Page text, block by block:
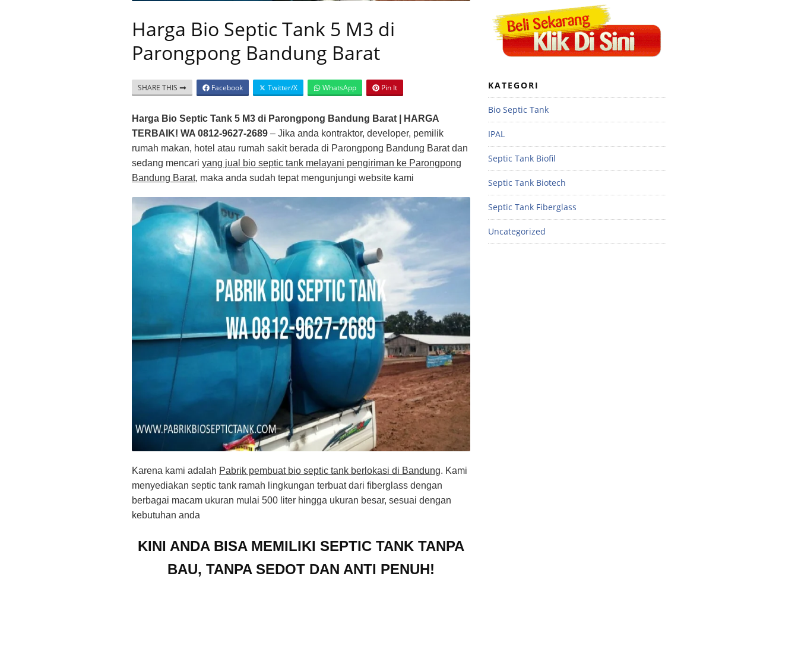
Harga Bio Septic Tank 5 M3 di
Parongpong Bandung Barat
SHARE THIS Facebook Twitter/X WhatsApp Pin It
Harga Bio Septic Tank 5 M3 di Parongpong Bandung Barat | HARGA
TERBAIK! WA 0812-9627-2689 – Jika anda kontraktor, developer, pemilik
rumah makan, hotel atau rumah sakit berada di Parongpong Bandung Barat dan
sedang mencari yang jual bio septic tank melayani pengiriman ke Parongpong
Bandung Barat, maka anda sudah tepat mengunjungi website kami
Karena kami adalah Pabrik pembuat bio septic tank berlokasi di Bandung. Kami
menyediakan septic tank ramah lingkungan terbuat dari fiberglass dengan
berbagai macam ukuran mulai 500 liter hingga ukuran besar, sesuai dengan
kebutuhan anda
KINI ANDA BISA MEMILIKI SEPTIC TANK TANPA
BAU, TANPA SEDOT DAN ANTI PENUH!
KATEGORI
Bio Septic Tank
IPAL
Septic Tank Biofil
Septic Tank Biotech
Septic Tank Fiberglass
Uncategorized